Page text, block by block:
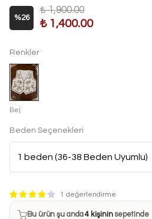
%26
₺ 1,900.00
₺ 1,400.00
Renkler
Bej
Beden Seçenekleri
1 değerlendirme
Bu ürün şu anda4 kişininsepetinde